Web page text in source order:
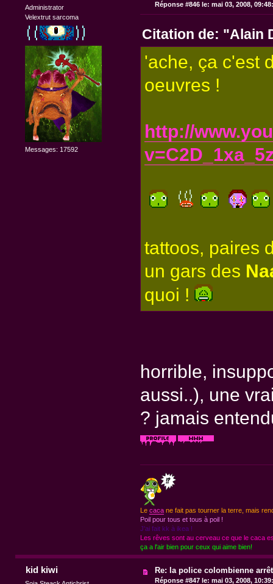
Administrator
Velextrut sarcoma
Messages: 17592
Réponse #846 le: mai 03, 2008,
Citation de: "Alain
'ache, ça c'est
oeuvres !
http://
tattoos, paires
un gars des
quoi !
horrible,
aussi..), une
? jamais
Le cacane fait pas tourner la terre, mais
Poil pour tous et tous à poil !
J'ai fait kk à ikea !
Les rêves sont au cerveau ce que le caca
ça a l'air bien pour ceux qui aime bien!
kid kiwi Re: la police colombienne
Réponse #847 le: mai 03, 2008,